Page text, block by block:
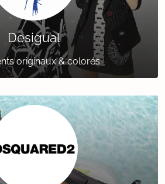
Desigual
originaux & colorés